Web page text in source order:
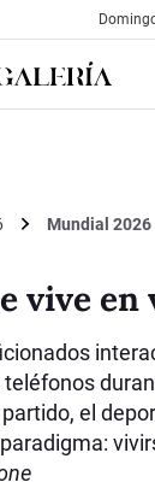
Mundial 2026
vive
el